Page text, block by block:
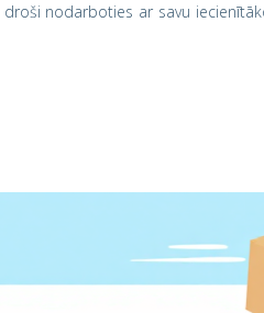
nodarboties ar savu